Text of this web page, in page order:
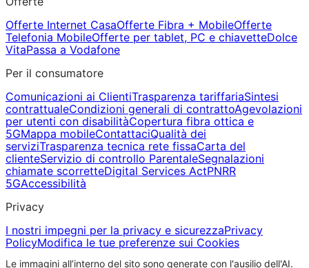
Offerte Internet CasaOfferte Fibra + MobileOfferte
Telefonia MobileOfferte per tablet, PC e chiavetteDolce
VitaPassa a Vodafone
Per il consumatore
Comunicazioni ai ClientiTrasparenza tariffariaSintesi
contrattualeCondizioni generali di contrattoAgevolazioni
per utenti con disabilitàCopertura fibra ottica e
5GMappa mobileContattaciQualità dei
serviziTrasparenza tecnica rete fissaCarta del
clienteServizio di controllo ParentaleSegnalazioni
chiamate scorretteDigital Services ActPNRR
5GAccessibilità
Privacy
I nostri impegni per la privacy e sicurezzaPrivacy
PolicyModifica le tue preferenze sui Cookies
Le immagini all’interno del sito sono generate con l'ausilio dell'AI.